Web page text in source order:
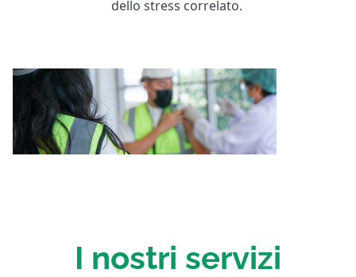
dello stress correlato.
I nostri servizi